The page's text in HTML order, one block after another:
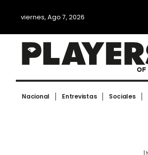
viernes, Ago 7, 2026
Nacional Entrevistas Sociales